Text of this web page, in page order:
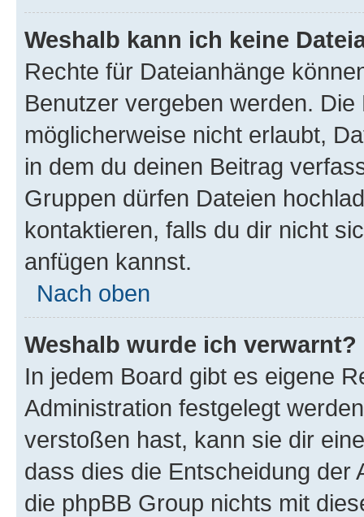
Weshalb kann ich keine
Rechte für Dateianhänge
Benutzer vergeben werden.
möglicherweise nicht erlaubt,
in dem du deinen Beitrag
Gruppen dürfen Dateien
kontaktieren, falls du dir nicht
anfügen kannst.
Nach oben
Weshalb wurde ich verwarnt?
In jedem Board gibt es eigene
Administration festgelegt
verstoßen hast, kann sie dir
dass dies die Entscheidung der
die phpBB Group nichts mit